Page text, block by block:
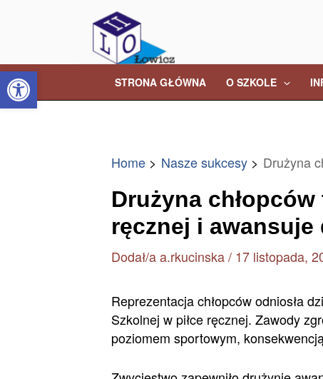
Open toolbarSTRONA GŁÓWNA O SZKOLE
Home Nasze sukcesy Drużyna
Drużyna
ręcznej i awansuje
Dodał/aa.rkucinska/ 17 listopada,
Reprezentacja chłopców odniosła
Szkolnej w piłce ręcznej. Zawody
poziomem sportowym,
Post
navigation